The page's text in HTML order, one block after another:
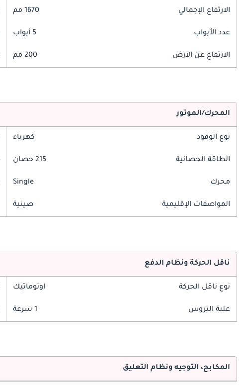
الارتفاع الإجمالي 1670 مم
عدد الأبواب 5 أبواب
الارتفاع عن الأرض 200 مم
المحرك/الموتور
نوع الوقود كهرباء
الطاقة الحصانية 215 حصان
محرك Single
المواصفات الإقليمية صينية
ناقل الحركة ونظام الدفع
نوع ناقل الحركة اوتوماتيك
علبة التروس 1 سرعة
المكابح، التوجيه ونظام التعليق